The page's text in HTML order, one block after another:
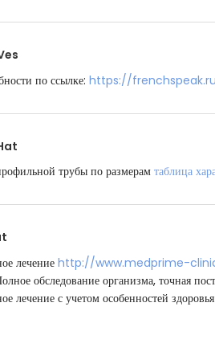
по ссылке: https://
трубы по размерам таблица
лечение http://www.medprime-
обследование организма, точная
лечение с учетом особенностей